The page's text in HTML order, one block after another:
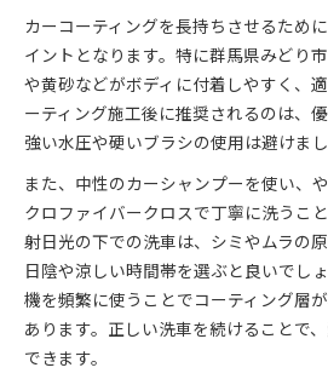
カーコーティングを長持ちさせるため
イントとなります。特に群馬県みどり
や黄砂などがボディに付着しやすく、
ーティング施工後に推奨されるのは、
強い水圧や硬いブラシの使用は避けまし
また、中性のカーシャンプーを使い、
クロファイバークロスで丁寧に洗うこ
射日光の下での洗車は、シミやムラの
日陰や涼しい時間帯を選ぶと良いでし
機を頻繁に使うことでコーティング層
あります。正しい洗車を続けることで
できます。